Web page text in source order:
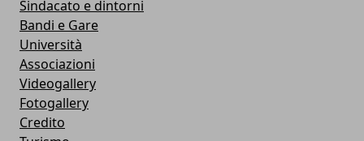
Sindacato e dintorni
Bandi e Gare
Università
Associazioni
Videogallery
Fotogallery
Credito